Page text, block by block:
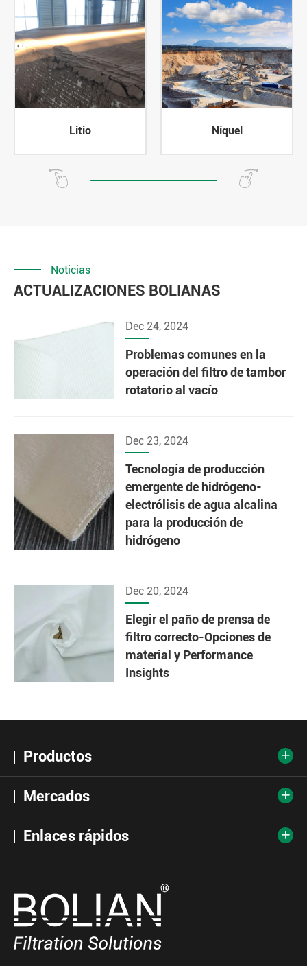
Litio Níquel
Noticias
ACTUALIZACIONES BOLIANAS
Dec 24, 2024
Problemas comunes en la
operación del filtro de tambor
rotatorio al vacío
Dec 23, 2024
Tecnología de producción
emergente de hidrógeno-
electrólisis de agua alcalina
para la producción de
hidrógeno
Dec 20, 2024
Elegir el paño de prensa de
filtro correcto-Opciones de
material y Performance
Insights
Productos 
Mercados 
Enlaces rápidos 